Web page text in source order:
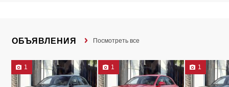
ОБЪЯВЛЕНИЯ Посмотреть все
1 1 1